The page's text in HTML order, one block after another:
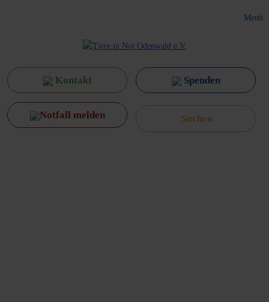
Menü
Kontakt Spenden
Notfall melden